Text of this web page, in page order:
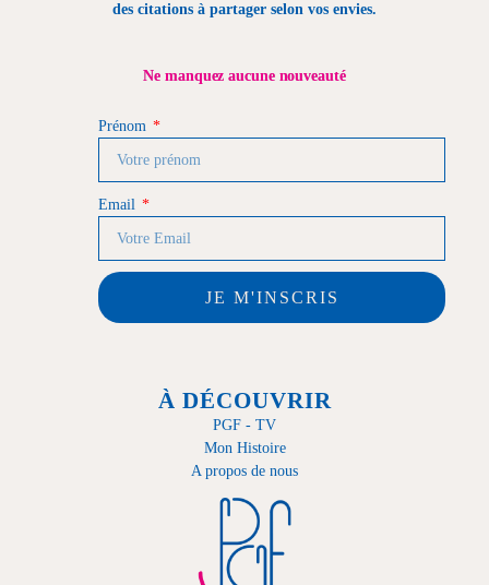
des citations à partager selon vos envies.
Ne manquez aucune nouveauté
Prénom
Email
JE M'INSCRIS
À DÉCOUVRIR
PGF - TV
Mon Histoire
A propos de nous